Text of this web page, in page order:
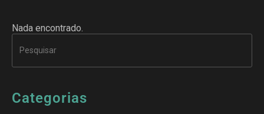
Nada encontrado.
Categorias